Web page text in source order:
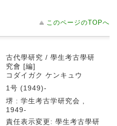
このページのTOPへ
古代學研究 / 學生考古學研
究會 [編]
コダイガク ケンキュウ
1号 (1949)-
堺 : 学生考古学研究会 ,
1949-
責任表示変更: 學生考古學研